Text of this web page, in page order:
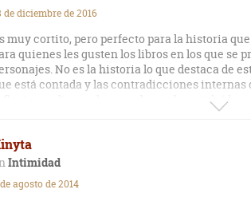
de diciembre de 2016
muy cortito, pero perfecto para la historia
quienes les gusten los libros en los que se
No es la historia lo que destaca de
está contada y las contradicciones internas
reflexiones dignas de ser subrayadas y releídas.
Intimidad
agosto de 2014